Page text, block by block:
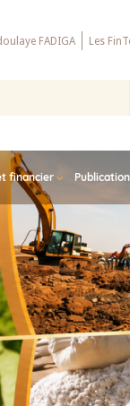
FADIGA Les
financier